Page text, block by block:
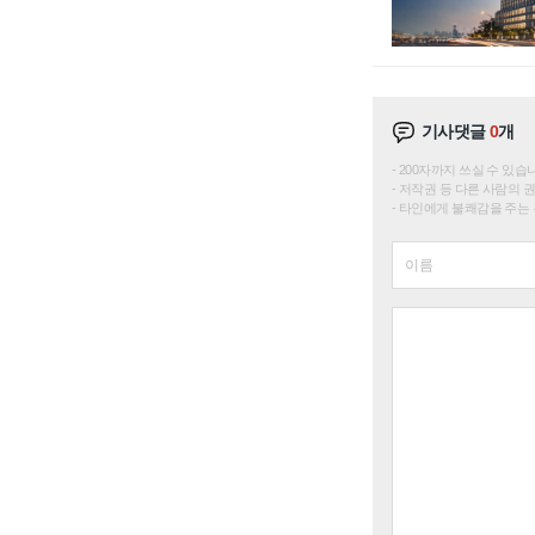
기사댓글0개
200자까지 쓰실 수 있습
저작권 등 다른 사람의
타인에게 불쾌감을 주는